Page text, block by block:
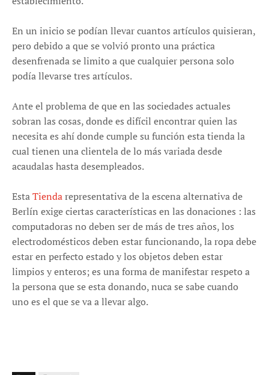
En un inicio se podían llevar cuantos artículos quisieran,
pero debido a que se volvió pronto una práctica
desenfrenada se limito a que cualquier persona solo
podía llevarse tres artículos.
Ante el problema de que en las sociedades actuales
sobran las cosas, donde es difícil encontrar quien las
necesita es ahí donde cumple su función esta tienda la
cual tienen una clientela de lo más variada desde
acaudalas hasta desempleados.
EstaTiendarepresentativa de la escena alternativa de
Berlín exige ciertas características en las donaciones : las
computadoras no deben ser de más de tres años, los
electrodomésticos deben estar funcionando, la ropa debe
estar en perfecto estado y los objetos deben estar
limpios y enteros; es una forma de manifestar respeto a
la persona que se esta donando, nuca se sabe cuando
uno es el que se va a llevar algo.